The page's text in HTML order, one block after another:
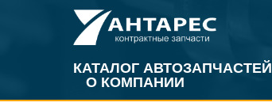
КАТАЛОГ АВТОЗАПЧАСТЕЙ
О КОМПАНИИ